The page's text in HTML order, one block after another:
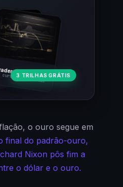
aulas
Cripto
· 80 aulas
Bitcoin
· 44 aulas
3 TRILHAS GRÁTIS
o ouro segue em
final do padrão-ouro,
Nixon pôs fim a
o dólar e o ouro.